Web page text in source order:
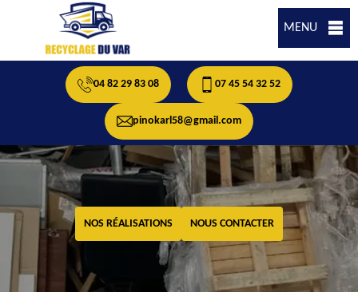
MENU
04 82 29 83 08 07 45 54 32 52
pinokarl58@gmail.com
NOS RÉALISATIONS NOUS CONTACTER